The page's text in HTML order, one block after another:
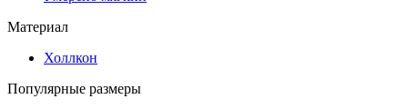
Материал
Холлкон
Популярные размеры